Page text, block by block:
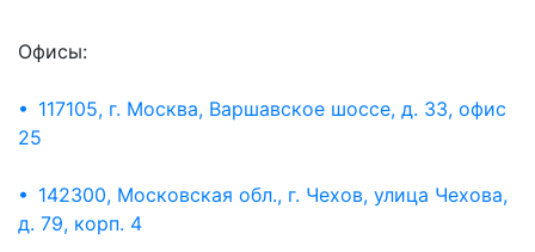
Офисы:
• 117105, г. Москва, Варшавское шоссе, д. 33, офис
25
• 142300, Московская обл., г. Чехов, улица Чехова,
д. 79, корп. 4